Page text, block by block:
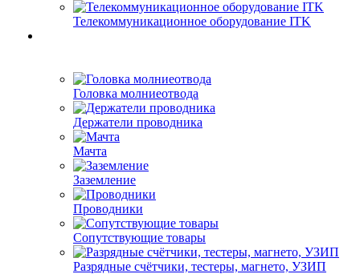
Телекоммуникационное оборудование ITK
Головка молниеотвода
Держатели проводника
Мачта
Заземление
Проводники
Сопутствующие товары
Разрядные счётчики, тестеры, магнето, УЗИП